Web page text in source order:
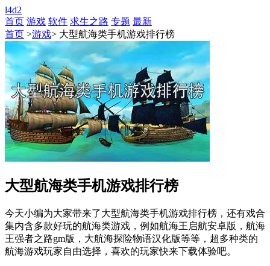
l4d2
首页 游戏 软件 求生之路 专题 最新
首页 >游戏> 大型航海类手机游戏排行榜
大型航海类手机游戏排行榜
今天小编为大家带来了大型航海类手机游戏排行榜，还有戏合
集内含多款好玩的航海类游戏，例如航海王启航安卓版，航海
王强者之路gm版，大航海探险物语汉化版等等，超多种类的
航海游戏玩家自由选择，喜欢的玩家快来下载体验吧。